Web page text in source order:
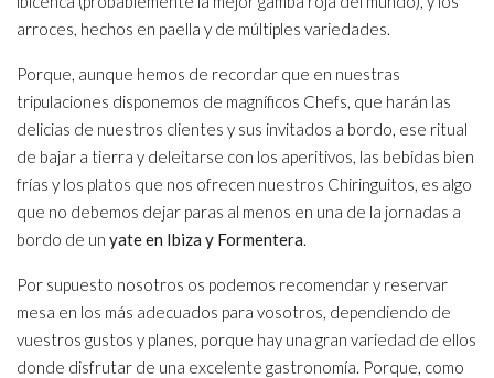
arroces, hechos en paella y de múltiples variedades.
Porque, aunque hemos de recordar que en nuestras
tripulaciones disponemos de magníficos Chefs, que harán las
delicias de nuestros clientes y sus invitados a bordo, ese ritual
de bajar a tierra y deleitarse con los aperitivos, las bebidas bien
frías y los platos que nos ofrecen nuestros Chiringuitos, es algo
que no debemos dejar paras al menos en una de la jornadas a
bordo de un yate en Ibiza y Formentera.
Por supuesto nosotros os podemos recomendar y reservar
mesa en los más adecuados para vosotros, dependiendo de
vuestros gustos y planes, porque hay una gran variedad de ellos
donde disfrutar de una excelente gastronomía. Porque, como